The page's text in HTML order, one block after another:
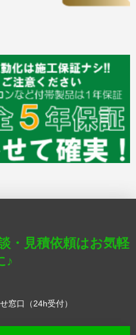
・見積依頼はお気軽
♪
窓口（24h受付）